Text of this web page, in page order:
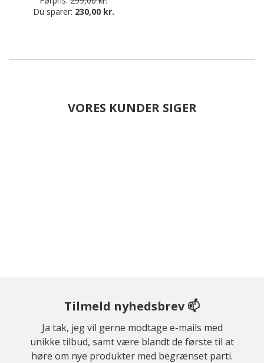
Du sparer: 230,00 kr.
VORES KUNDER SIGER
Tilmeld nyhedsbrev 📫
Ja tak, jeg vil gerne modtage e-mails med
unikke tilbud, samt være blandt de første til at
høre om nye produkter med begrænset parti.